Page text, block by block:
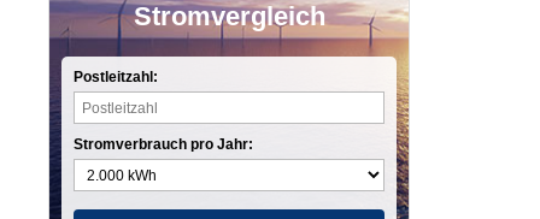
Stromvergleich
Postleitzahl:
Stromverbrauch pro Jahr: